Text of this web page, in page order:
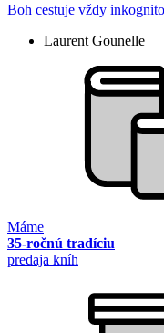
Boh cestuje vždy inkognito
Laurent Gounelle
Máme
35-ročnú tradíciu
predaja kníh